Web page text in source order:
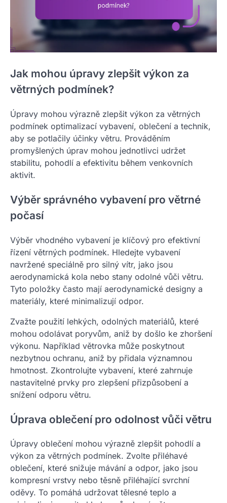
Jak mohou úpravy zlepšit výkon za
větrných podmínek?
Úpravy mohou výrazně zlepšit výkon za větrných
podmínek optimalizací vybavení, oblečení a technik,
aby se potlačily účinky větru. Prováděním
promyšlených úprav mohou jednotlivci udržet
stabilitu, pohodlí a efektivitu během venkovních
aktivit.
Výběr správného vybavení pro větrné
počasí
Výběr vhodného vybavení je klíčový pro efektivní
řízení větrných podmínek. Hledejte vybavení
navržené speciálně pro silný vítr, jako jsou
aerodynamická kola nebo stany odolné vůči větru.
Tyto položky často mají aerodynamické designy a
materiály, které minimalizují odpor.
Zvažte použití lehkých, odolných materiálů, které
mohou odolávat poryvům, aniž by došlo ke zhoršení
výkonu. Například větrovka může poskytnout
nezbytnou ochranu, aniž by přidala významnou
hmotnost. Zkontrolujte vybavení, které zahrnuje
nastavitelné prvky pro zlepšení přizpůsobení a
snížení odporu větru.
Úprava oblečení pro odolnost vůči větru
Úpravy oblečení mohou výrazně zlepšit pohodlí a
výkon za větrných podmínek. Zvolte přiléhavé
oblečení, které snižuje mávání a odpor, jako jsou
kompresní vrstvy nebo těsně přiléhající svrchní
oděvy. To pomáhá udržovat tělesné teplo a